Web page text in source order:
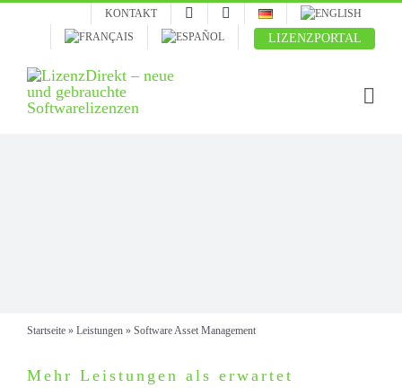
KONTAKT
LIZENZPORTAL
Startseite» Leistungen» Software Asset Management
Mehr Leistungen als erwartet